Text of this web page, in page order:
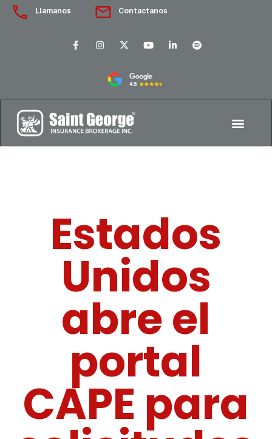
Llamanos Contactanos
Estados
Unidos
abre el
portal
CAPE para